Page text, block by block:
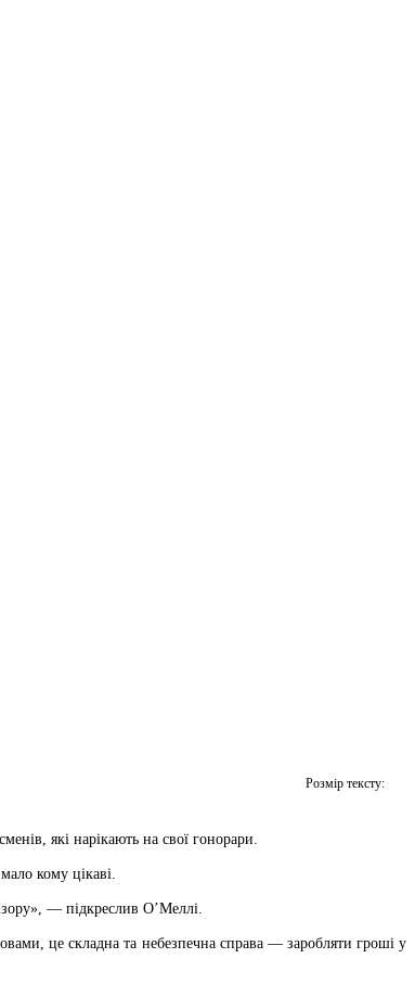
Розмір тексту:
які нарікають на свої гонорари.
кому цікаві.
— підкреслив О’Меллі.
це складна та небезпечна справа — заробляти гроші у